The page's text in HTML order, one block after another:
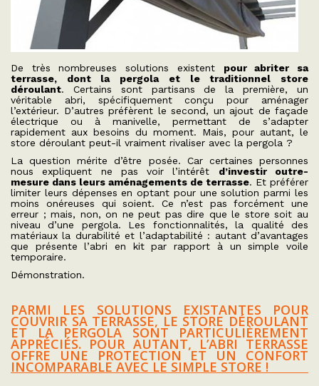
De très nombreuses solutions existent pour abriter sa
terrasse, dont la pergola et le traditionnel store
déroulant. Certains sont partisans de la première, un
véritable abri, spécifiquement conçu pour aménager
l’extérieur. D’autres préfèrent le second, un ajout de façade
électrique ou à manivelle, permettant de s’adapter
rapidement aux besoins du moment. Mais, pour autant, le
store déroulant peut-il vraiment rivaliser avec la pergola ?
La question mérite d’être posée. Car certaines personnes
nous expliquent ne pas voir l’intérêt d’investir outre-
mesure dans leurs aménagements de terrasse. Et préférer
limiter leurs dépenses en optant pour une solution parmi les
moins onéreuses qui soient. Ce n’est pas forcément une
erreur ; mais, non, on ne peut pas dire que le store soit au
niveau d’une pergola. Les fonctionnalités, la qualité des
matériaux la durabilité et l’adaptabilité : autant d’avantages
que présente l’abri en kit par rapport à un simple voile
temporaire.
Démonstration.
PARMI LES SOLUTIONS EXISTANTES POUR
COUVRIR SA TERRASSE, LE STORE DÉROULANT
ET LA PERGOLA SONT PARTICULIÈREMENT
APPRÉCIÉS. POUR AUTANT, L’ABRI TERRASSE
OFFRE UNE PROTECTION ET UN CONFORT
INCOMPARABLE AVEC LE SIMPLE STORE !